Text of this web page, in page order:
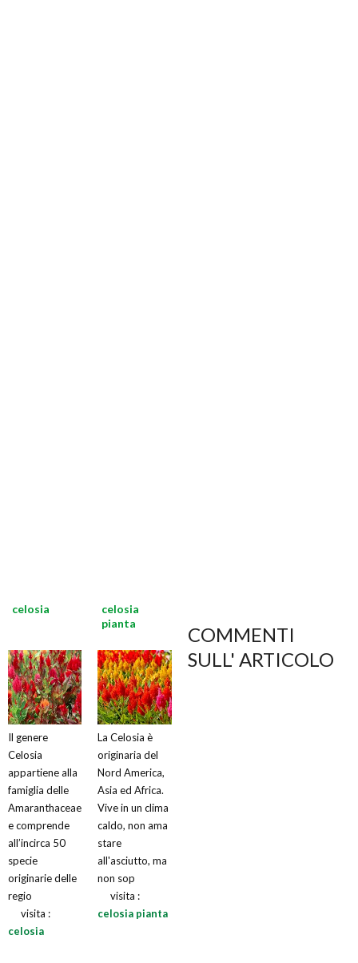
celosia
Il genere
Celosia
appartiene alla
famiglia delle
Amaranthaceae
e comprende
all’incirca 50
specie
originarie delle
regio
visita :
celosia
celosia
pianta
La Celosia è
originaria del
Nord America,
Asia ed Africa.
Vive in un clima
caldo, non ama
stare
all'asciutto, ma
non sop
visita :
celosia pianta
COMMENTI
SULL' ARTICOLO